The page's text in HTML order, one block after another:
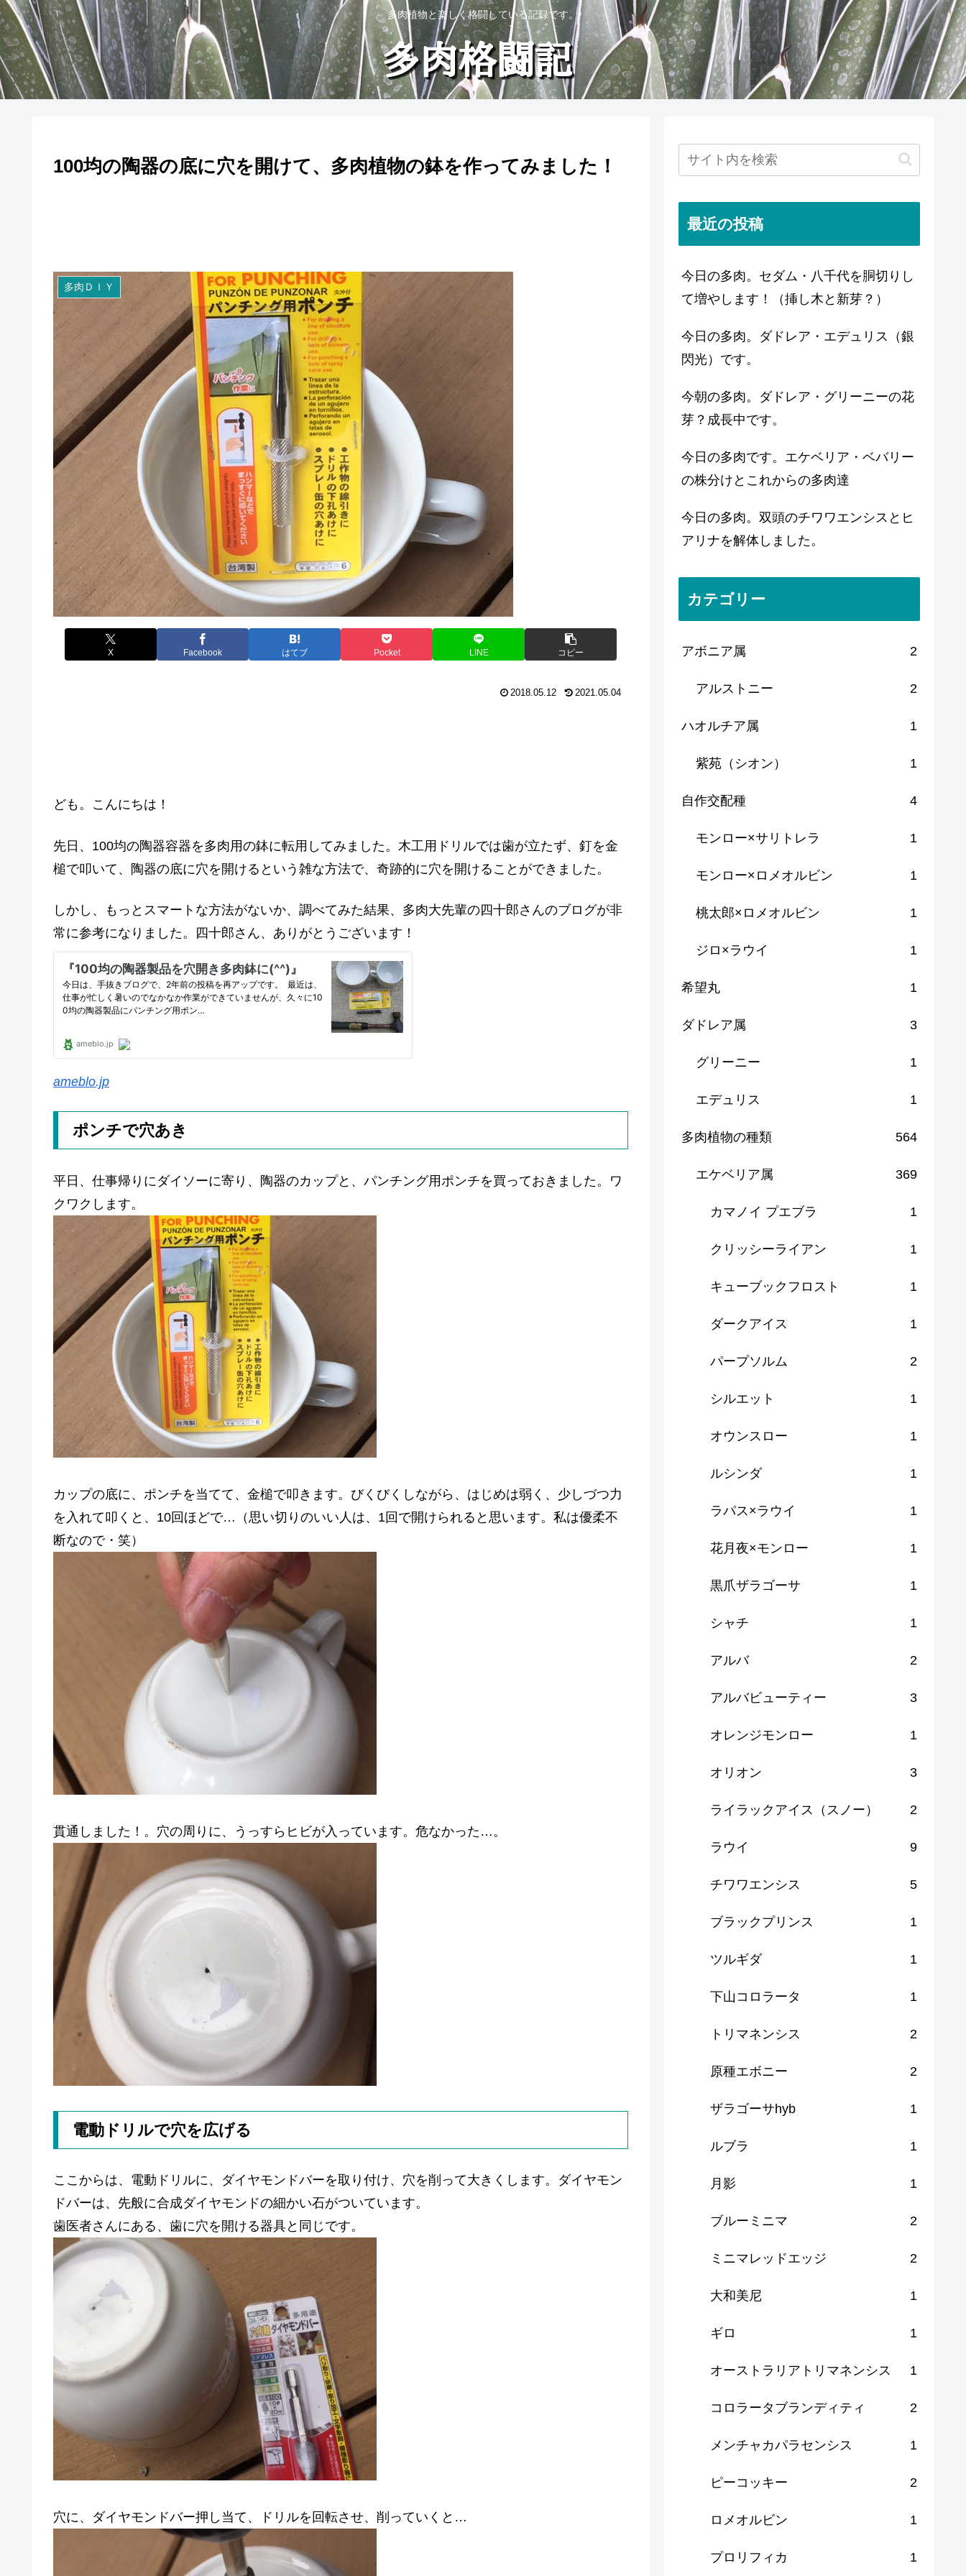
多肉植物と楽しく格闘している記録です。
100均の陶器の底に穴を開けて、多肉植物の鉢を作ってみました！
多肉ＤＩＹ
X Facebook はてブ Pocket LINE コピー
2018.05.12 2021.05.04
ども。こんにちは！
先日、100均の陶器容器を多肉用の鉢に転用してみました。木工用ドリルでは歯が立たず、釘を金
槌で叩いて、陶器の底に穴を開けるという雑な方法で、奇跡的に穴を開けることができました。
しかし、もっとスマートな方法がないか、調べてみた結果、多肉大先輩の四十郎さんのブログが非
常に参考になりました。四十郎さん、ありがとうございます！
ameblo.jp
ポンチで穴あき
平日、仕事帰りにダイソーに寄り、陶器のカップと、パンチング用ポンチを買っておきました。ワ
クワクします。
カップの底に、ポンチを当てて、金槌で叩きます。びくびくしながら、はじめは弱く、少しづつ力
を入れて叩くと、10回ほどで…（思い切りのいい人は、1回で開けられると思います。私は優柔不
断なので・笑）
貫通しました！。穴の周りに、うっすらヒビが入っています。危なかった…。
電動ドリルで穴を広げる
ここからは、電動ドリルに、ダイヤモンドバーを取り付け、穴を削って大きくします。ダイヤモン
ドバーは、先般に合成ダイヤモンドの細かい石がついています。
歯医者さんにある、歯に穴を開ける器具と同じです。
穴に、ダイヤモンドバー押し当て、ドリルを回転させ、削っていくと…
最近の投稿
今日の多肉。セダム・八千代を胴切りし
て増やします！（挿し木と新芽？）
今日の多肉。ダドレア・エデュリス（銀
閃光）です。
今朝の多肉。ダドレア・グリーニーの花
芽？成長中です。
今日の多肉です。エケベリア・ベバリー
の株分けとこれからの多肉達
今日の多肉。双頭のチワワエンシスとヒ
アリナを解体しました。
カテゴリー
アボニア属 2
アルストニー 2
ハオルチア属 1
紫苑（シオン） 1
自作交配種 4
モンロー×サリトレラ 1
モンロー×ロメオルビン 1
桃太郎×ロメオルビン 1
ジロ×ラウイ 1
希望丸 1
ダドレア属 3
グリーニー 1
エデュリス 1
多肉植物の種類 564
エケベリア属 369
カマノイ プエブラ 1
クリッシーライアン 1
キューブックフロスト 1
ダークアイス 1
パープソルム 2
シルエット 1
オウンスロー 1
ルシンダ 1
ラパス×ラウイ 1
花月夜×モンロー 1
黒爪ザラゴーサ 1
シャチ 1
アルバ 2
アルバビューティー 3
オレンジモンロー 1
オリオン 3
ライラックアイス（スノー） 2
ラウイ 9
チワワエンシス 5
ブラックプリンス 1
ツルギダ 1
下山コロラータ 1
トリマネンシス 2
原種エボニー 2
ザラゴーサhyb 1
ルブラ 1
月影 1
ブルーミニマ 2
ミニマレッドエッジ 2
大和美尼 1
ギロ 1
オーストラリアトリマネンシス 1
コロラータブランディティ 2
メンチャカパラセンシス 1
ピーコッキー 2
ロメオルビン 1
プロリフィカ 1